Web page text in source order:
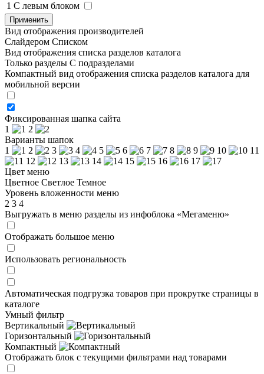
1 C левым блоком
Применить
Вид отображения производителей
Слайдером Списком
Вид отображения списка разделов каталога
Только разделы С подразделами
Компактный вид отображения списка разделов каталога для
мобильной версии
Фиксированная шапка сайта
1
2
Варианты шапок
1
2 3 4 5 6 7 8 9 10
11
12
13 14 15 16
17
Цвет меню
Цветное Светлое Темное
Уровень вложенности меню
2 3 4
Выгружать в меню разделы из инфоблока «Мегаменю»
Отображать большое меню
Использовать региональность
Автоматическая подгрузка товаров при прокрутке страницы в
каталоге
Умный фильтр
Вертикальный
Горизонтальный
Компактный
Отображать блок с текущими фильтрами над товарами